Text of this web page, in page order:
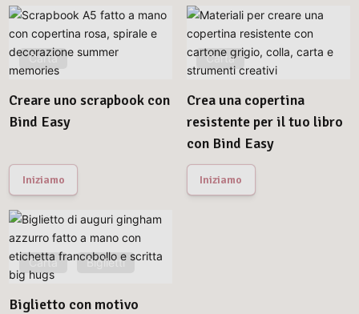
Carta
Creare uno scrapbook con
Bind Easy
Iniziamo
Carta
Crea una copertina
resistente per il tuo libro
con Bind Easy
Iniziamo
Carta Biglietti
Biglietto con motivo